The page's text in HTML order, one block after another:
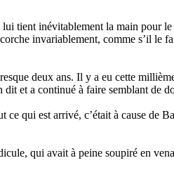
tient inévitablement la main pour
invariablement, comme s’il le
deux ans. Il y a eu cette
dit et a continué à faire semblant de
ce qui est arrivé, c’était à cause de
qui avait à peine soupiré en